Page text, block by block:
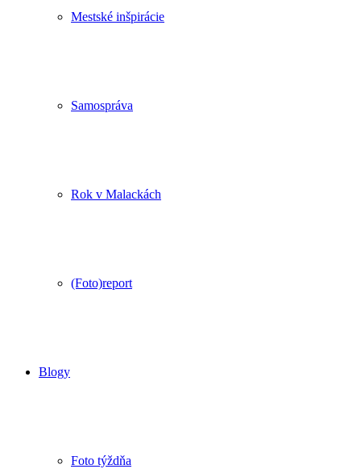
Mestské inšpirácie
Samospráva
Rok v Malackách
(Foto)report
Blogy
Foto týždňa